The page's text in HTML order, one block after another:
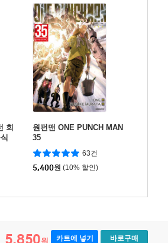
회
원펀맨 ONE PUNCH MAN
35
63건
5,400원 (10% 할인)
5,850원 카트에 넣기 바로구매